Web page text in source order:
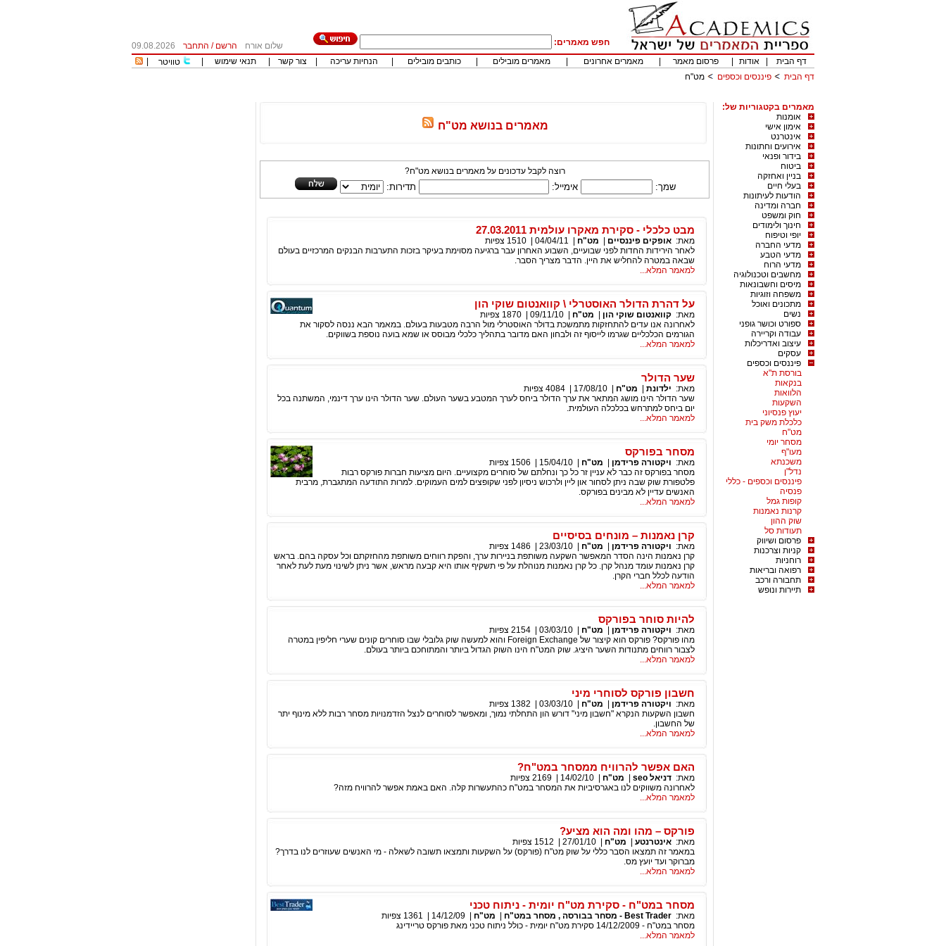
חפש מאמרים: שלום אורח הרשם / התחבר
09.08.2026
דף הבית
אודות פרסום מאמר מאמרים אחרונים מאמרים מובילים כותבים מובילים הנחיות עריכה צור קשר תנאי שימוש טוויטר
דף הבית
פיננסים וכספים מט"ח
מאמרים בקטגוריות של:
אומנות
אימון אישי
אינטרנט
אירועים וחתונות
בידור ופנאי
ביטוח
בניין ואחזקה
בעלי חיים
הודעות לעיתונות
חברה ומדינה
חוק ומשפט
חינוך ולימודים
יופי וטיפוח
מדעי החברה
מדעי הטבע
מדעי הרוח
מחשבים וטכנולוגיה
מיסים וחשבונאות
משפחה וזוגיות
מתכונים ואוכל
נשים
ספורט וכושר גופני
עבודה וקריירה
עיצוב ואדריכלות
עסקים
פיננסים וכספים
בורסת ת"א
בנקאות
הלוואות
השקעות
יעוץ פנסיוני
כלכלת משק בית
מט"ח
מסחר יומי
מעו"ף
משכנתא
נדל"ן
פיננסים וכספים - כללי
פנסיה
קופות גמל
קרנות נאמנות
שוק ההון
תעודות סל
פרסום ושיווק
קניות וצרכנות
רוחניות
רפואה ובריאות
תחבורה ורכב
תיירות ונופש
מאמרים בנושא מט"ח
רוצה לקבל עדכונים על מאמרים בנושא מט"ח?
שמך: אימייל: תדירות:
מבט כלכלי - סקירת מאקרו עולמית 27.03.2011
מאת: אופקים פיננסיים מט"ח 04/04/11
1510 צפיות
לאחר הירידות החדות לפני שבועיים, השבוע האחרון עבר ברגיעה מסוימת בעיקר בזכות התערבות הבנקים המרכזיים בעולם
שבאה במטרה להחליש את היין. הדבר מצריך הסבר.
למאמר המלא...
על דהרת הדולר האוסטרלי \ קוואנטום שוקי הון
מאת: קוואנטום שוקי הון מט"ח 09/11/10
1870 צפיות
לאחרונה אנו עדים להתחזקות מתמשכת בדולר האוסטרלי מול הרבה מטבעות בעולם. במאמר הבא ננסה לסקור את
הגורמים הכלכליים שגרמו לייסוף זה ולבחון האם מדובר בתהליך כלכלי מבוסס או שמא בועה נוספת בשווקים.
למאמר המלא...
שער הדולר
מאת: ילדונת מט"ח 17/08/10
4084 צפיות
שער הדולר הינו מושג המתאר את ערך הדולר ביחס לערך המטבע בשער העולם. שער הדולר הינו ערך דינמי, המשתנה בכל
יום ביחס למתרחש בכלכלה העולמית.
למאמר המלא...
מסחר בפורקס
מאת: ויקטורה פרידמן מט"ח 15/04/10
1506 צפיות
מסחר בפורקס זה כבר לא עניין זר כל כך ונחלתם של סוחרים מקצועיים. היום מציעות חברות פורקס רבות
פלטפורת שוק שבה ניתן לסחור און ליין ולרכוש ניסיון לפני שקופצים למים העמוקים. למרות התודעה המתגברת, מרבית
האנשים עדיין לא מבינים בפורקס.
למאמר המלא...
קרן נאמנות – מונחים בסיסיים
מאת: ויקטורה פרידמן מט"ח 23/03/10
1486 צפיות
קרן נאמנות הינה הסדר המאפשר השקעה משותפת בניירות ערך, והפקת רווחים משותפת מהחזקתם וכל עסקה בהם. בראש
קרן נאמנות עומד מנהל קרן. כל קרן נאמנות מנוהלת על פי תשקיף אותו היא קבעה מראש, אשר ניתן לשינוי מעת לעת לאחר
הודעה לכלל חברי הקרן.
למאמר המלא...
להיות סוחר בפורקס
מאת: ויקטורה פרידמן מט"ח 03/03/10
2154 צפיות
מהו פורקס? פורקס הוא קיצור של Foreign Exchange והוא למעשה שוק גלובלי שבו סוחרים קונים שערי חליפין במטרה
לצבור רווחים מתנודות השער היציג. שוק המט"ח הינו השוק הגדול ביותר והמתוחכם ביותר בעולם.
למאמר המלא...
חשבון פורקס לסוחרי מיני
מאת: ויקטורה פרידמן מט"ח 03/03/10
1382 צפיות
חשבון השקעות הנקרא "חשבון מיני" דורש הון התחלתי נמוך, ומאפשר לסוחרים לנצל הזדמנויות מסחר רבות ללא מינוף יתר
של החשבון.
למאמר המלא...
האם אפשר להרוויח ממסחר במט"ח?
מאת: דניאל seo מט"ח 14/02/10
2169 צפיות
לאחרונה משווקים לנו באגרסיביות את המסחר במט"ח כהתעשרות קלה. האם באמת אפשר להרוויח מזה?
למאמר המלא...
פורקס – מהו ומה הוא מציע?
מאת: אינטרנטע מט"ח 27/01/10
1512 צפיות
במאמר זה תמצאו הסבר כללי על שוק מט"ח (פורקס) על השקעות ותמצאו תשובה לשאלה - מי האנשים שעוזרים לנו בדרך?
מברוקר ועד יועץ מס.
למאמר המלא...
מסחר במט"ח - סקירת מט"ח יומית - ניתוח טכני
מאת: Best Trader - מסחר בבורסה , מסחר במט"ח מט"ח 14/12/09
1361 צפיות
מסחר במט"ח - 14/12/2009 סקירת מט"ח יומית - כולל ניתוח טכני מאת פורקס טריידינג
למאמר המלא...